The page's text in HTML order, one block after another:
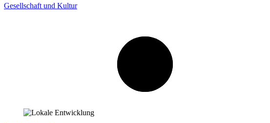
Gesellschaft und Kultur